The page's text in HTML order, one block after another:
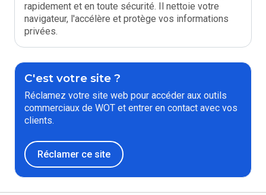
rapidement et en toute sécurité. Il nettoie votre
navigateur, l'accélère et protège vos informations
privées.
C'est votre site ?
Réclamez votre site web pour accéder aux outils
commerciaux de WOT et entrer en contact avec vos
clients.
Réclamer ce site